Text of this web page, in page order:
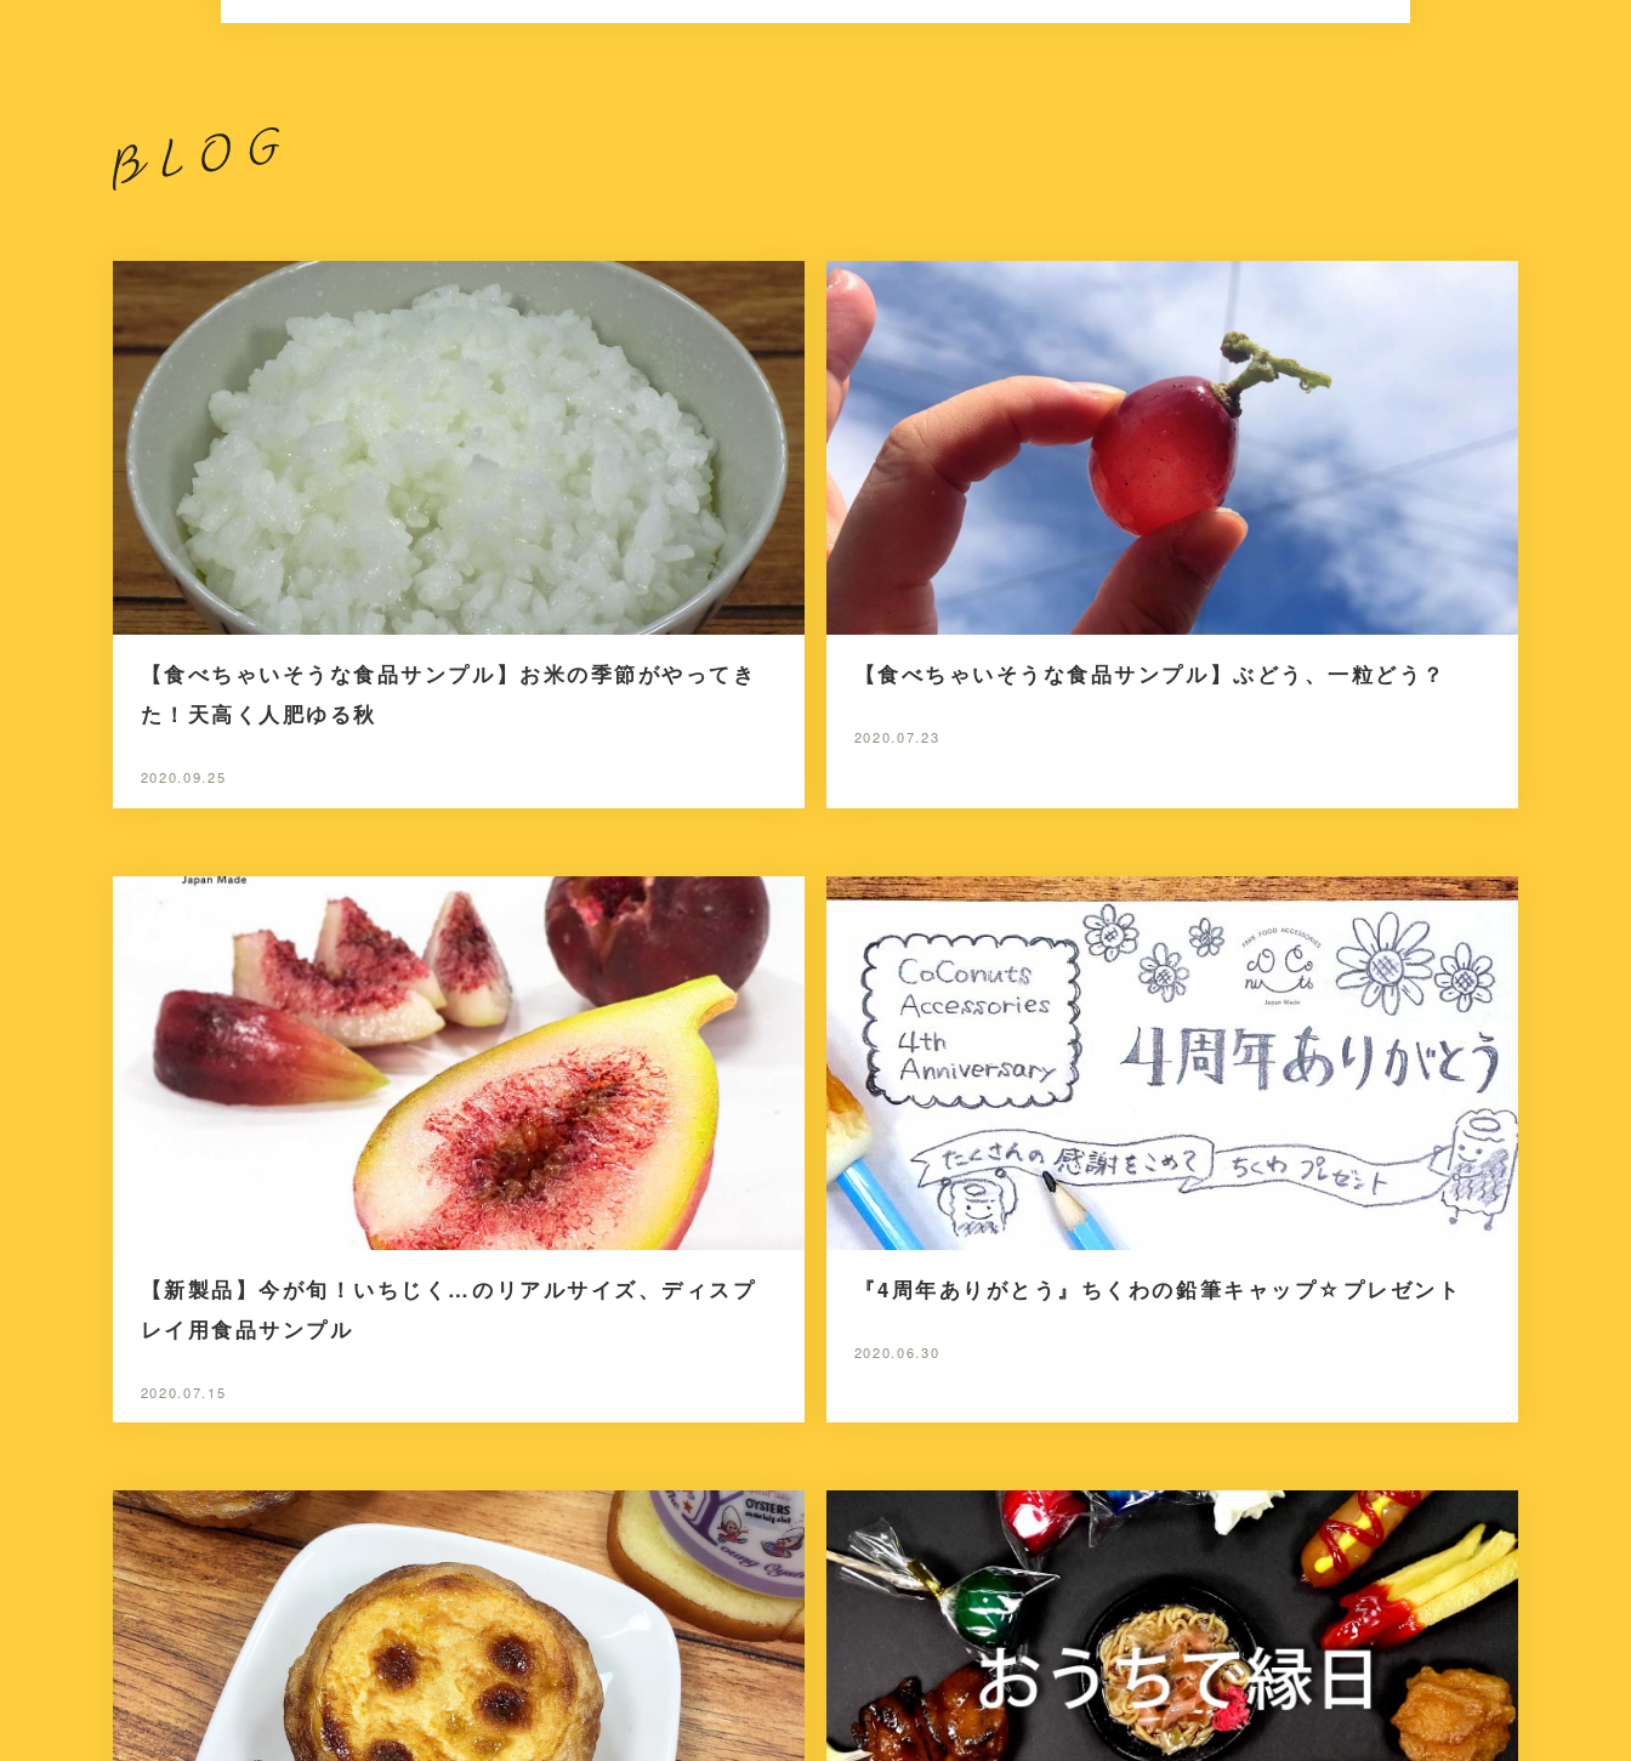
【食べちゃいそうな食品サンプル】お米の季節がやってき
た！天高く人肥ゆる秋
2020.09.25
【食べちゃいそうな食品サンプル】ぶどう、一粒どう？
2020.07.23
【新製品】今が旬！いちじく…のリアルサイズ、ディスプ
レイ用食品サンプル
2020.07.15
『4周年ありがとう』ちくわの鉛筆キャップ☆プレゼント
2020.06.30